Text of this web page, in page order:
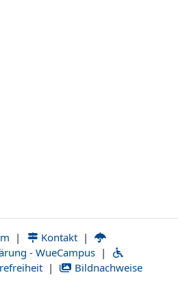
| Kontakt |
- WueCampus |
| Bildnachweise